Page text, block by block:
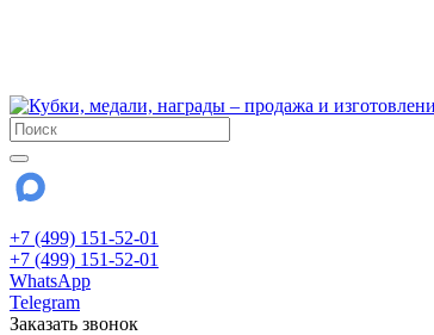
+7 (499) 151-52-01
+7 (499) 151-52-01
WhatsApp
Telegram
Заказать звонок